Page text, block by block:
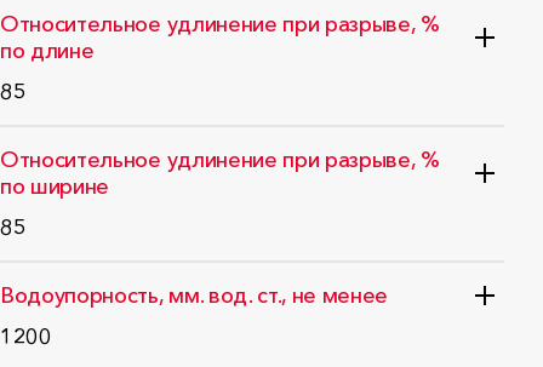
Относительное удлинение при разрыве, %
по длине
85
Относительное удлинение при разрыве, %
по ширине
85
Водоупорность, мм. вод. ст., не менее
1200